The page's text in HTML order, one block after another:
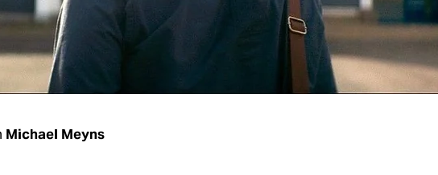
Michael Meyns